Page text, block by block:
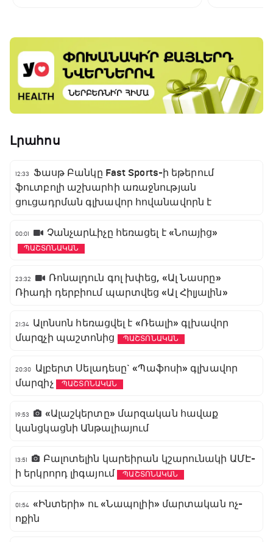
Լրահոս
12:33
Ֆասթ Բանկը Fast Sports-ի եթերում
ֆուտբոլի աշխարհի առաջնության
ցուցադրման գլխավոր հովանավորն է
00:01 Չանչարևիչը հեռացել է «Նոայից»
ՊԱՇՏՈՆԱԿԱՆ
23:32
Ռոնալդուն գոլ խփեց, «Ալ Նասրը»
Ռիադի դերբիում պարտվեց «Ալ Հիլյալին»
21:34 Ալոնսոն հեռացվել է «Ռեալի» գլխավոր
մարզչի պաշտոնից
ՊԱՇՏՈՆԱԿԱՆ
20:30
Ալբերտ Սելադեսը` «Պաֆոսի» գլխավոր
մարզիչ
ՊԱՇՏՈՆԱԿԱՆ
19:53
«Ալաշկերտը» մարզական հավաք
կանցկացնի Անթալիայում
13:51
Բալոտելին կարեիրան կշարունակի ԱՄԷ-
ի երկրորդ լիգայում
ՊԱՇՏՈՆԱԿԱՆ
01:54 «Ինտերի» ու «Նապոլիի» մարտական ոչ-
ոքին